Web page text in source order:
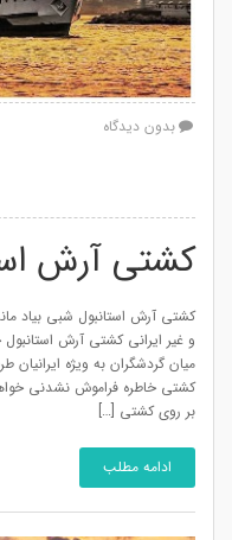
بدون دیدگاه
کشتی آرش
کشتی آرش استانبول شبی بیاد
و غیر ایرانی کشتی آرش
میان گردشگران به ویژه ایرانیان
کشتی خاطره فراموش نشدنی
بر روی کشتی […]
ادامه مطلب